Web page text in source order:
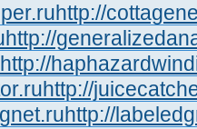
http://
http://
http://
http://
http://